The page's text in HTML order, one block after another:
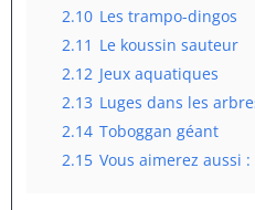
2.10 Les trampo-dingos
2.11 Le koussin sauteur
2.12 Jeux aquatiques
2.13 Luges dans les
2.14 Toboggan géant
2.15 Vous aimerez aussi :